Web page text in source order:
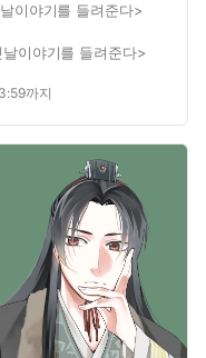
이야기를 들려준다>
이야기를 들려준다>
이야기를 들려준다>
까지